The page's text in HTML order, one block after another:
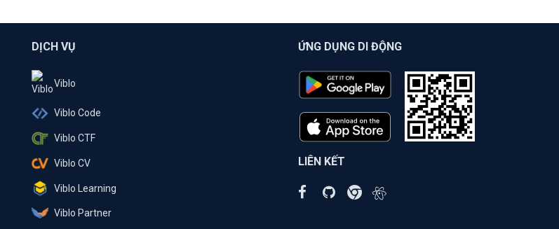
DỊCH VỤ
Viblo
Viblo Code
Viblo CTF
Viblo CV
Viblo Learning
Viblo Partner
ỨNG DỤNG DI ĐỘNG
LIÊN KẾT